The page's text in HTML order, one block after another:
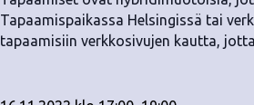
Tapaamispaikassa Helsingissä tai
tapaamisiin verkkosivujen kautta,